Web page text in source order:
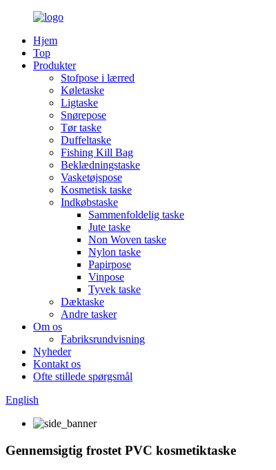
Hjem
Top
Produkter
Stofpose i lærred
Køletaske
Ligtaske
Snørepose
Tør taske
Duffeltaske
Fishing Kill Bag
Beklædningstaske
Vasketøjspose
Kosmetisk taske
Indkøbstaske
Sammenfoldelig taske
Jute taske
Non Woven taske
Nylon taske
Papirpose
Vinpose
Tyvek taske
Dæktaske
Andre tasker
Om os
Fabriksrundvisning
Nyheder
Kontakt os
Ofte stillede spørgsmål
English
Gennemsigtig frostet PVC kosmetiktaske